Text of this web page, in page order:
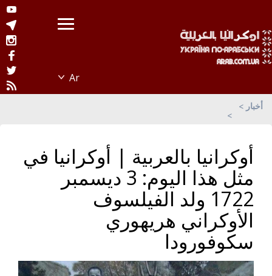
أخبار
أوكرانيا بالعربية | أوكرانيا في
مثل هذا اليوم: 3 ديسمبر
1722 ولد الفيلسوف
الأوكراني هريهوري
سكوفورودا